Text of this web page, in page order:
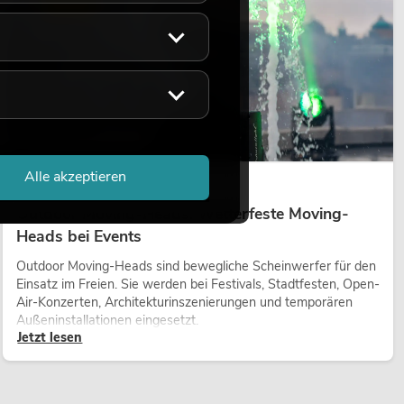
14.05.2026
Outdoor Moving-Heads: Wetterfeste Moving-
Heads bei Events
Outdoor Moving-Heads sind bewegliche Scheinwerfer für den
Einsatz im Freien. Sie werden bei Festivals, Stadtfesten, Open-
Air-Konzerten, Architekturinszenierungen und temporären
Außeninstallationen eingesetzt.
Jetzt lesen
Alle akzeptieren